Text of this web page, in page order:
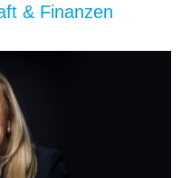
& Finanzen